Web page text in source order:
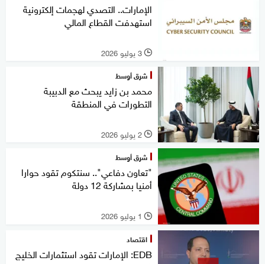
الإمارات.. التصدي لهجمات إلكترونية
استهدفت القطاع المالي
l 3 يوليو 2026
شرق أوسط
محمد بن زايد يبحث مع الدبيبة
التطورات في المنطقة
l 2 يوليو 2026
شرق أوسط
"تعاون دفاعي".. سنتكوم تقود حوارا
أمنيا بمشاركة 12 دولة
l 1 يوليو 2026
اقتصاد
EDB: الإمارات تقود استثمارات الخليج